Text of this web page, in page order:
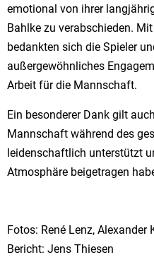
emotional von ihrer
Bahlke zu verabschieden.
bedankten sich die Spieler
außergewöhnliches
Arbeit für die Mannschaft.
Ein besonderer Dank gilt
Mannschaft während des
leidenschaftlich unterstützt
Atmosphäre beigetragen
Fotos: René Lenz, Alexander
Bericht: Jens Thiesen